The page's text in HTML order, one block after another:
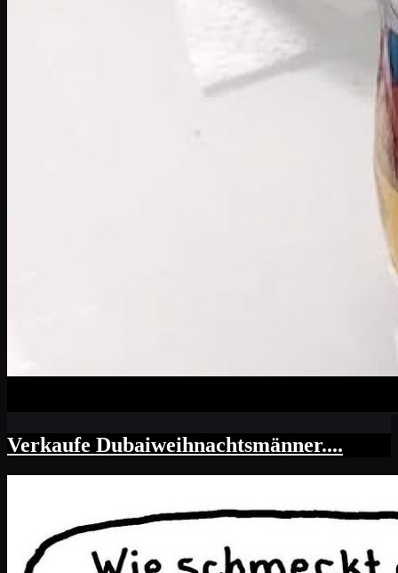
Verkaufe Dubaiweihnachtsmänner....